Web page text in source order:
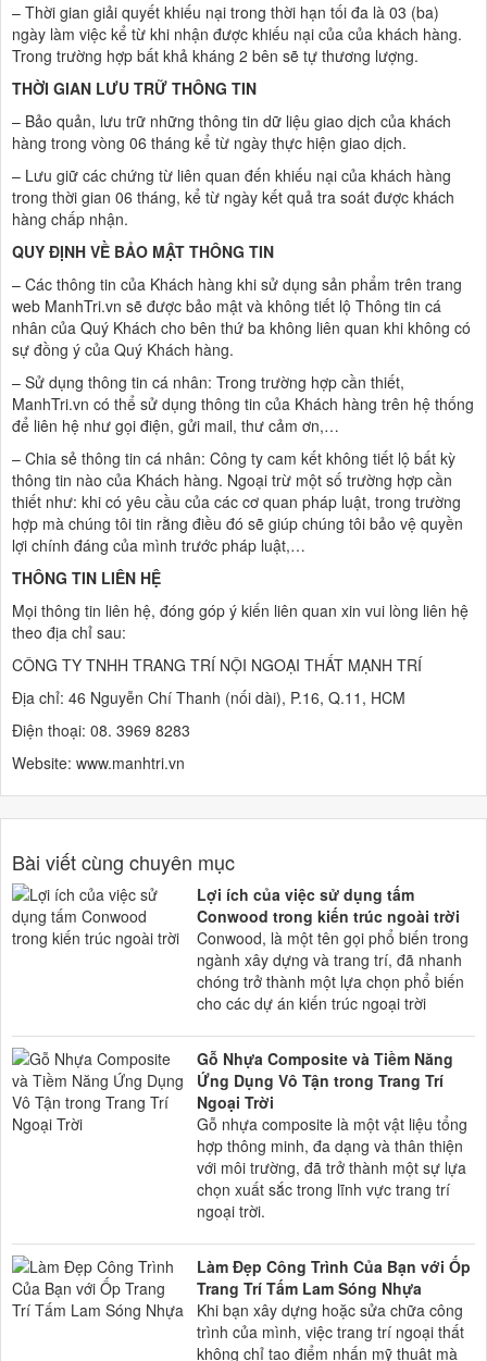
– Thời gian giải quyết khiếu nại trong thời hạn tối đa là 03 (ba)
ngày làm việc kể từ khi nhận được khiếu nại của của khách hàng.
Trong trường hợp bất khả kháng 2 bên sẽ tự thương lượng.
THỜI GIAN LƯU TRỮ THÔNG TIN
– Bảo quản, lưu trữ những thông tin dữ liệu giao dịch của khách
hàng trong vòng 06 tháng kể từ ngày thực hiện giao dịch.
– Lưu giữ các chứng từ liên quan đến khiếu nại của khách hàng
trong thời gian 06 tháng, kể từ ngày kết quả tra soát được khách
hàng chấp nhận.
QUY ĐỊNH VỀ BẢO MẬT THÔNG TIN
– Các thông tin của Khách hàng khi sử dụng sản phẩm trên trang
web ManhTri.vn sẽ được bảo mật và không tiết lộ Thông tin cá
nhân của Quý Khách cho bên thứ ba không liên quan khi không có
sự đồng ý của Quý Khách hàng.
– Sử dụng thông tin cá nhân: Trong trường hợp cần thiết,
ManhTri.vn có thể sử dụng thông tin của Khách hàng trên hệ thống
để liên hệ như gọi điện, gửi mail, thư cảm ơn,…
– Chia sẻ thông tin cá nhân: Công ty cam kết không tiết lộ bất kỳ
thông tin nào của Khách hàng. Ngoại trừ một số trường hợp cần
thiết như: khi có yêu cầu của các cơ quan pháp luật, trong trường
hợp mà chúng tôi tin rằng điều đó sẽ giúp chúng tôi bảo vệ quyền
lợi chính đáng của mình trước pháp luật,…
THÔNG TIN LIÊN HỆ
Mọi thông tin liên hệ, đóng góp ý kiến liên quan xin vui lòng liên hệ
theo địa chỉ sau:
CÔNG TY TNHH TRANG TRÍ NỘI NGOẠI THẤT MẠNH TRÍ
Địa chỉ: 46 Nguyễn Chí Thanh (nối dài), P.16, Q.11, HCM
Điện thoại: 08. 3969 8283
Website: www.manhtri.vn
Bài viết cùng chuyên mục
Lợi ích của việc sử dụng tấm
Conwood trong kiến trúc ngoài trời
Conwood, là một tên gọi phổ biến trong
ngành xây dựng và trang trí, đã nhanh
chóng trở thành một lựa chọn phổ biến
cho các dự án kiến trúc ngoại trời
Gỗ Nhựa Composite và Tiềm Năng
Ứng Dụng Vô Tận trong Trang Trí
Ngoại Trời
Gỗ nhựa composite là một vật liệu tổng
hợp thông minh, đa dạng và thân thiện
với môi trường, đã trở thành một sự lựa
chọn xuất sắc trong lĩnh vực trang trí
ngoại trời.
Làm Đẹp Công Trình Của Bạn với Ốp
Trang Trí Tấm Lam Sóng Nhựa
Khi bạn xây dựng hoặc sửa chữa công
trình của mình, việc trang trí ngoại thất
không chỉ tạo điểm nhấn mỹ thuật mà